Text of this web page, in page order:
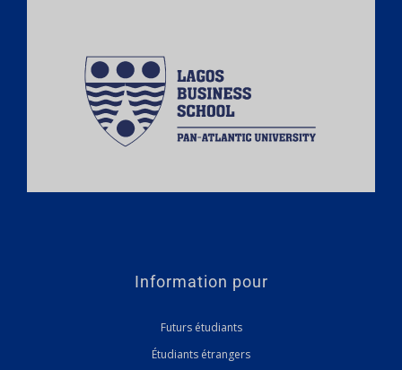
Information pour
Futurs étudiants
Étudiants étrangers